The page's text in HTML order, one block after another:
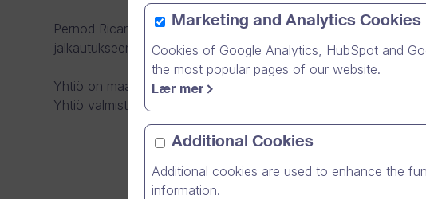
Pernod Ricard Finland Oy aikoo hyödyntää Dream Brokerin
jalkautukseen.
Yhtiö on maailman toiseksi suurimman alkoholikonsernin,
Yhtiö valmistaa, maahantuo, markkinoi, myy ja jakelee noin
Marketing and Analytics Cookies
Cookies of Google Analytics, HubSpot and
the most popular pages of our website.
Lær mer
Additional Cookies
Additional cookies are used to enhance the
information.